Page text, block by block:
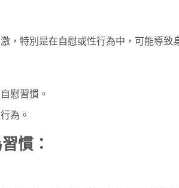
，特別是在自慰或性行為中，可能導致
慰習慣。
為。
慣：